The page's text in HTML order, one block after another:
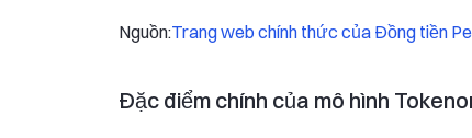
Nguồn:Trang web chính thức của Đồng tiền
Đặc điểm chính của mô hình